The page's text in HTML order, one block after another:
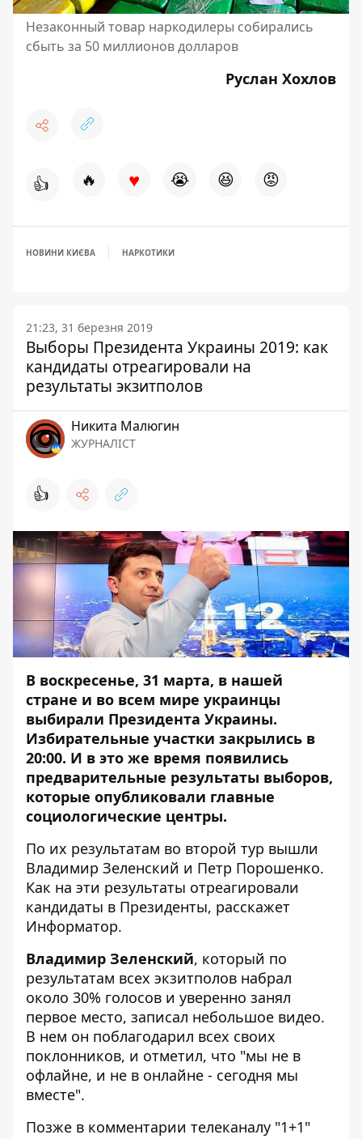
Незаконный товар наркодилеры собирались
сбыть за 50 миллионов долларов
Руслан Хохлов
👍 🔥 ♥ 😭 😆 😡
НОВИНИ КИЄВА НАРКОТИКИ
21:23, 31 березня 2019
Выборы Президента Украины 2019: как
кандидаты отреагировали на
результаты экзитполов
Никита Малюгин
ЖУРНАЛІСТ
👍
В воскресенье, 31 марта, в нашей
стране и во всем мире украинцы
выбирали Президента Украины.
Избирательные участки закрылись в
20:00. И в это же время появились
предварительные результаты выборов,
которые опубликовали главные
социологические центры.
По их результатам во второй тур вышли
Владимир Зеленский и Петр Порошенко.
Как на эти результаты отреагировали
кандидаты в Президенты, расскажет
Информатор.
Владимир Зеленский, который по
результатам всех экзитполов набрал
около 30% голосов и уверенно занял
первое место, записал небольшое видео.
В нем он поблагодарил всех своих
поклонников, и отметил, что "мы не в
офлайне, и не в онлайне - сегодня мы
вместе".
Позже в комментарии телеканалу "1+1"